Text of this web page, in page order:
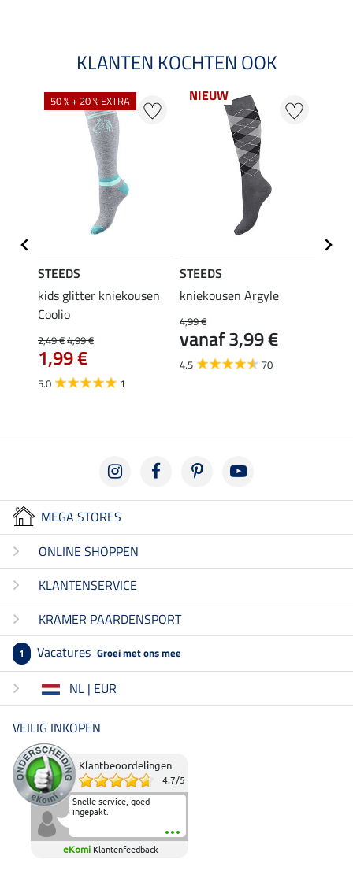
KLANTEN KOCHTEN OOK
50 % + 20 % EXTRA
STEEDS
kids glitter kniekousen
Coolio
2,49 €4,99 €
1,99 €
5.0 1
NIEUW
STEEDS
kniekousen Argyle
4,99 €
vanaf 3,99 €
4.5 70
MEGA STORES
ONLINE SHOPPEN
KLANTENSERVICE
KRAMER PAARDENSPORT
1 Vacatures Groei met ons mee
NL | EUR
VEILIG INKOPEN
Klantbeoordelingen
4.7/5
Snelle service, goed
ingepakt.
eKomi Klantenfeedback